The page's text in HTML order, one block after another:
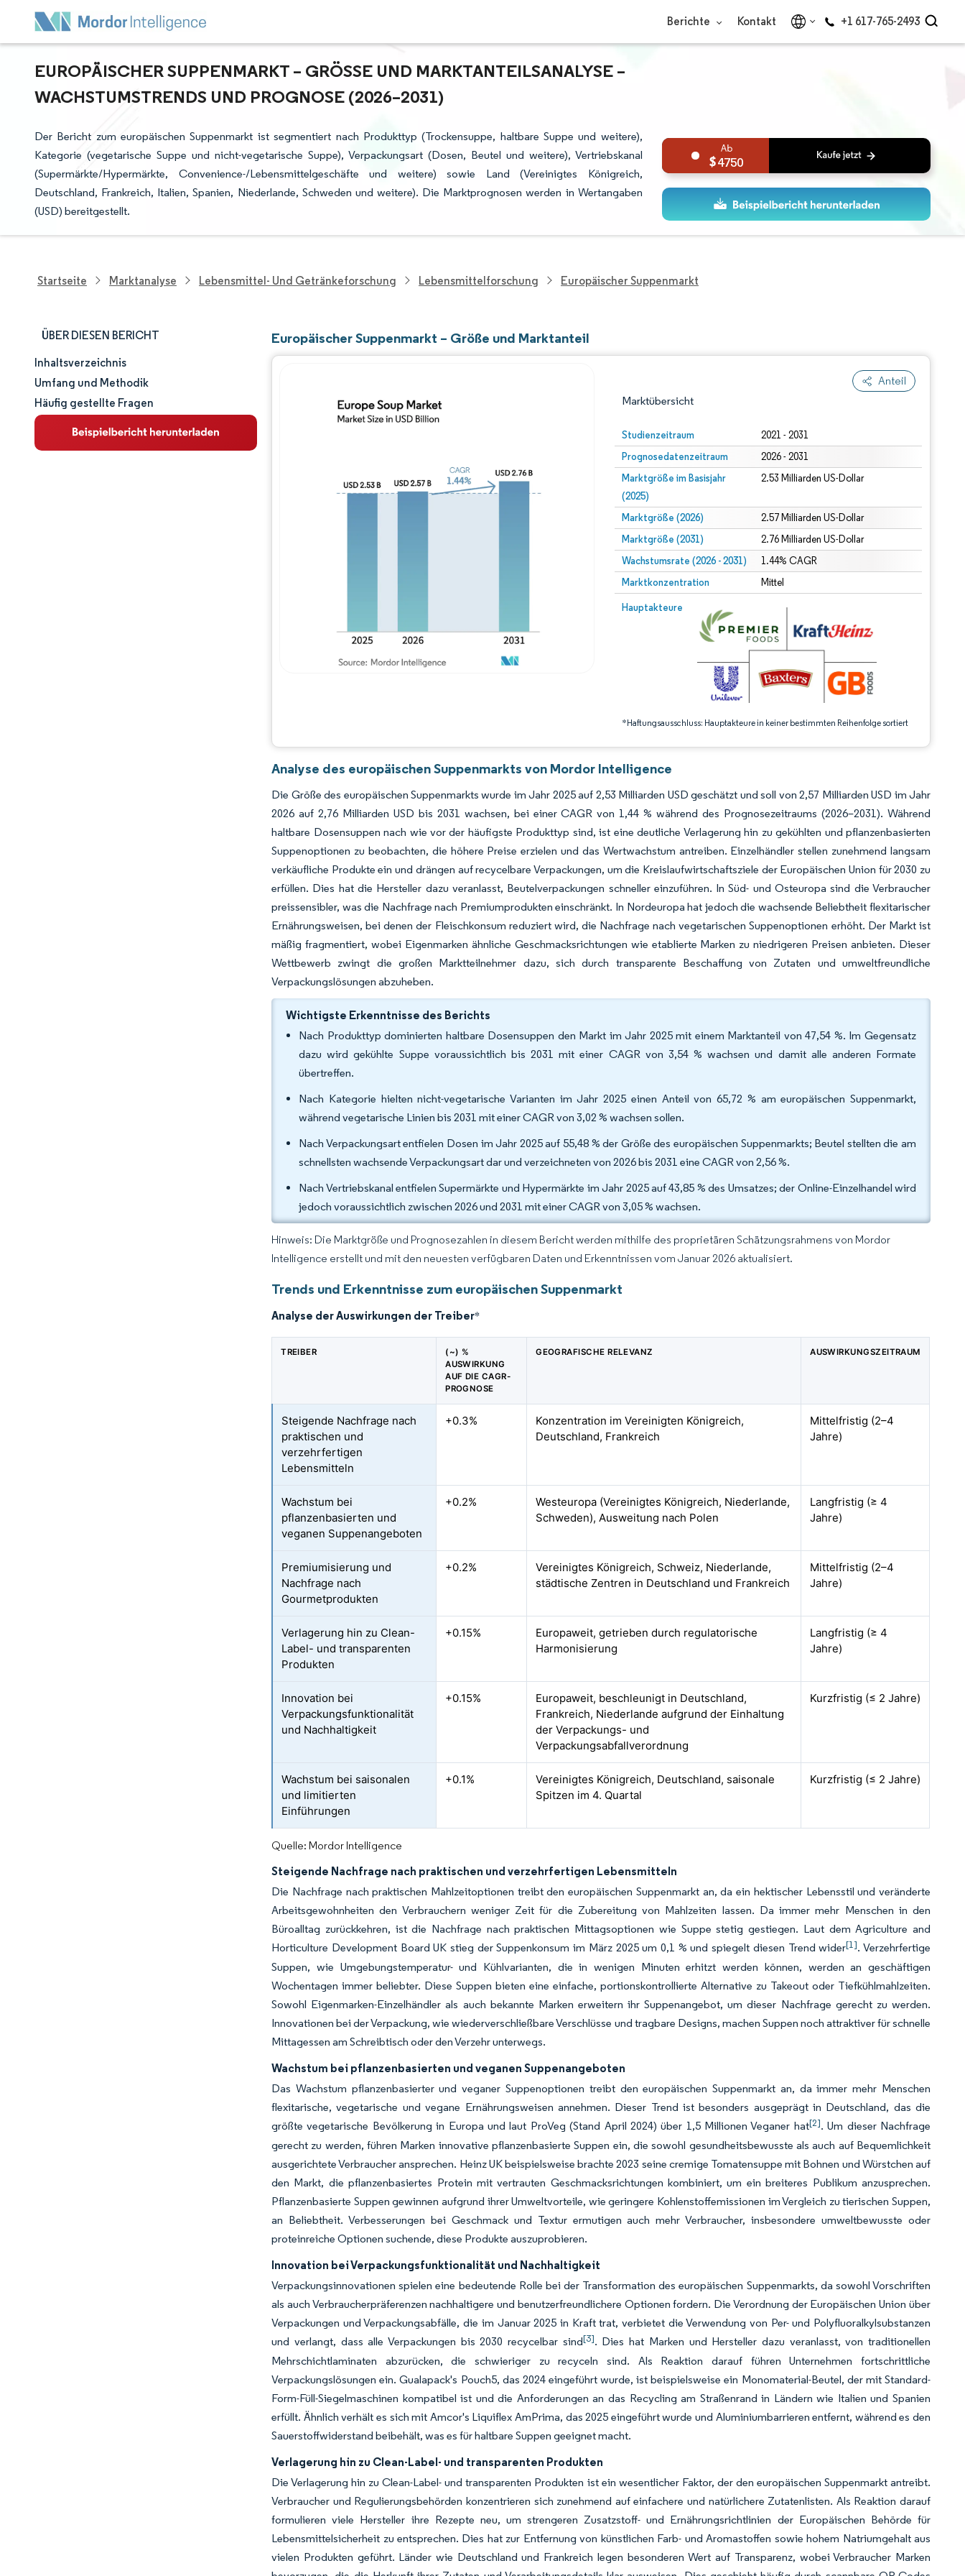
Berichte Kontakt +1 617-765-2493
EUROPÄISCHER SUPPENMARKT – GRÖSSE UND MARKTANTEILSANALYSE – W
ACHSTUMSTRENDS UND PROGNOSE (2026–2031)
Der Bericht zum europäischen Suppenmarkt ist segmentiert nach Produkttyp (Trockensuppe, haltbare Suppe und weitere),
Kategorie (vegetarische Suppe und nicht-vegetarische Suppe), Verpackungsart (Dosen, Beutel und weitere), Vertriebskanal
(Supermärkte/Hypermärkte, Convenience-/Lebensmittelgeschäfte und weitere) sowie Land (Vereinigtes Königreich,
Deutschland, Frankreich, Italien, Spanien, Niederlande, Schweden und weitere). Die Marktprognosen werden in Wertangaben
(USD) bereitgestellt.
4750
Startseite Marktanalyse Lebensmittel- Und Getränkeforschung Lebensmittelforschung Europäischer Suppenmarkt
ÜBER DIESEN BERICHT
Marktgröße und -anteil
Marktanalyse
Trends und Einblicke
Inhaltsverzeichnis
Umfang und Methodik
Häufig gestellte Fragen
Europäischer Suppenmarkt – Größe und Marktanteil
Anteil
Marktübersicht
Studienzeitraum 2021 - 2031
Prognosedatenzeitraum 2026 - 2031
Marktgröße im Basisjahr
(2025)
2.53 Milliarden US-Dollar
Marktgröße (2026) 2.57 Milliarden US-Dollar
Marktgröße (2031) 2.76 Milliarden US-Dollar
Wachstumsrate (2026 - 2031) 1.44% CAGR
Marktkonzentration Mittel
Hauptakteure
*Haftungsausschluss: Hauptakteure in keiner bestimmten Reihenfolge sortiert
Bild © Mordor Intelligence. Wiederverwendung erfordert Namensnennung gemäß CC BY 4.0.
Bild © Mordor Intelligence. Wiederverwendung erfordert Namensnennung gemäß CC BY 4.0.
Analyse des europäischen Suppenmarkts von Mordor Intelligence
Die Größe des europäischen Suppenmarkts wurde im Jahr 2025 auf 2,53 Milliarden USD geschätzt und soll von 2,57 Milliarden USD im Jahr
2026 auf 2,76 Milliarden USD bis 2031 wachsen, bei einer CAGR von 1,44 % während des Prognosezeitraums (2026–2031). Während
haltbare Dosensuppen nach wie vor der häufigste Produkttyp sind, ist eine deutliche Verlagerung hin zu gekühlten und pflanzenbasierten
Suppenoptionen zu beobachten, die höhere Preise erzielen und das Wertwachstum antreiben. Einzelhändler stellen zunehmend langsam
verkäufliche Produkte ein und drängen auf recycelbare Verpackungen, um die Kreislaufwirtschaftsziele der Europäischen Union für 2030 zu
erfüllen. Dies hat die Hersteller dazu veranlasst, Beutelverpackungen schneller einzuführen. In Süd- und Osteuropa sind die Verbraucher
preissensibler, was die Nachfrage nach Premiumprodukten einschränkt. In Nordeuropa hat jedoch die wachsende Beliebtheit flexitarischer
Ernährungsweisen, bei denen der Fleischkonsum reduziert wird, die Nachfrage nach vegetarischen Suppenoptionen erhöht. Der Markt ist
mäßig fragmentiert, wobei Eigenmarken ähnliche Geschmacksrichtungen wie etablierte Marken zu niedrigeren Preisen anbieten. Dieser
Wettbewerb zwingt die großen Marktteilnehmer dazu, sich durch transparente Beschaffung von Zutaten und umweltfreundliche
Verpackungslösungen abzuheben.
Wichtigste Erkenntnisse des Berichts
Nach Produkttyp dominierten haltbare Dosensuppen den Markt im Jahr 2025 mit einem Marktanteil von 47,54 %. Im Gegensatz
dazu wird gekühlte Suppe voraussichtlich bis 2031 mit einer CAGR von 3,54 % wachsen und damit alle anderen Formate
übertreffen.
Nach Kategorie hielten nicht-vegetarische Varianten im Jahr 2025 einen Anteil von 65,72 % am europäischen Suppenmarkt,
während vegetarische Linien bis 2031 mit einer CAGR von 3,02 % wachsen sollen.
Nach Verpackungsart entfielen Dosen im Jahr 2025 auf 55,48 % der Größe des europäischen Suppenmarkts; Beutel stellten die am
schnellsten wachsende Verpackungsart dar und verzeichneten von 2026 bis 2031 eine CAGR von 2,56 %.
Nach Vertriebskanal entfielen Supermärkte und Hypermärkte im Jahr 2025 auf 43,85 % des Umsatzes; der Online-Einzelhandel wird
jedoch voraussichtlich zwischen 2026 und 2031 mit einer CAGR von 3,05 % wachsen.
Hinweis: Die Marktgröße und Prognosezahlen in diesem Bericht werden mithilfe des proprietären Schätzungsrahmens von Mordor
Intelligence erstellt und mit den neuesten verfügbaren Daten und Erkenntnissen vom Januar 2026 aktualisiert.
Trends und Erkenntnisse zum europäischen Suppenmarkt
Analyse der Auswirkungen der Treiber*
TREIBER
(~) %
AUSWIRKUNG
AUF DIE CAGR-
PROGNOSE
GEOGRAFISCHE RELEVANZ AUSWIRKUNGSZEITRAUM
Steigende Nachfrage nach
praktischen und
verzehrfertigen
Lebensmitteln
+0.3%
Konzentration im Vereinigten Königreich,
Deutschland, Frankreich
Mittelfristig (2–4
Jahre)
Wachstum bei
pflanzenbasierten und
veganen Suppenangeboten
+0.2%
Westeuropa (Vereinigtes Königreich, Niederlande,
Schweden), Ausweitung nach Polen
Langfristig (≥ 4
Jahre)
Premiumisierung und
Nachfrage nach
Gourmetprodukten
+0.2%
Vereinigtes Königreich, Schweiz, Niederlande,
städtische Zentren in Deutschland und Frankreich
Mittelfristig (2–4
Jahre)
Verlagerung hin zu Clean-
Label- und transparenten
Produkten
+0.15%
Europaweit, getrieben durch regulatorische
Harmonisierung
Langfristig (≥ 4
Jahre)
Innovation bei
Verpackungsfunktionalität
und Nachhaltigkeit
+0.15%
Europaweit, beschleunigt in Deutschland,
Frankreich, Niederlande aufgrund der Einhaltung
der Verpackungs- und
Verpackungsabfallverordnung
Kurzfristig (≤ 2 Jahre)
Wachstum bei saisonalen
und limitierten
Einführungen
+0.1%
Vereinigtes Königreich, Deutschland, saisonale
Spitzen im 4. Quartal
Kurzfristig (≤ 2 Jahre)
Quelle: Mordor Intelligence
Steigende Nachfrage nach praktischen und verzehrfertigen Lebensmitteln
Die Nachfrage nach praktischen Mahlzeitoptionen treibt den europäischen Suppenmarkt an, da ein hektischer Lebensstil und veränderte
Arbeitsgewohnheiten den Verbrauchern weniger Zeit für die Zubereitung von Mahlzeiten lassen. Da immer mehr Menschen in den
Büroalltag zurückkehren, ist die Nachfrage nach praktischen Mittagsoptionen wie Suppe stetig gestiegen. Laut dem Agriculture and
Horticulture Development Board UK stieg der Suppenkonsum im März 2025 um 0,1 % und spiegelt diesen Trend wider[1]. Verzehrfertige
Suppen, wie Umgebungstemperatur- und Kühlvarianten, die in wenigen Minuten erhitzt werden können, werden an geschäftigen
Wochentagen immer beliebter. Diese Suppen bieten eine einfache, portionskontrollierte Alternative zu Takeout oder Tiefkühlmahlzeiten.
Sowohl Eigenmarken-Einzelhändler als auch bekannte Marken erweitern ihr Suppenangebot, um dieser Nachfrage gerecht zu werden.
Innovationen bei der Verpackung, wie wiederverschließbare Verschlüsse und tragbare Designs, machen Suppen noch attraktiver für schnelle
Mittagessen am Schreibtisch oder den Verzehr unterwegs.
Wachstum bei pflanzenbasierten und veganen Suppenangeboten
Das Wachstum pflanzenbasierter und veganer Suppenoptionen treibt den europäischen Suppenmarkt an, da immer mehr Menschen
flexitarische, vegetarische und vegane Ernährungsweisen annehmen. Dieser Trend ist besonders ausgeprägt in Deutschland, das die
größte vegetarische Bevölkerung in Europa und laut ProVeg (Stand April 2024) über 1,5 Millionen Veganer hat[2]. Um dieser Nachfrage
gerecht zu werden, führen Marken innovative pflanzenbasierte Suppen ein, die sowohl gesundheitsbewusste als auch auf Bequemlichkeit
ausgerichtete Verbraucher ansprechen. Heinz UK beispielsweise brachte 2023 seine cremige Tomatensuppe mit Bohnen und Würstchen auf
den Markt, die pflanzenbasiertes Protein mit vertrauten Geschmacksrichtungen kombiniert, um ein breiteres Publikum anzusprechen.
Pflanzenbasierte Suppen gewinnen aufgrund ihrer Umweltvorteile, wie geringere Kohlenstoffemissionen im Vergleich zu tierischen Suppen,
an Beliebtheit. Verbesserungen bei Geschmack und Textur ermutigen auch mehr Verbraucher, insbesondere umweltbewusste oder
proteinreiche Optionen suchende, diese Produkte auszuprobieren.
Innovation bei Verpackungsfunktionalität und Nachhaltigkeit
Verpackungsinnovationen spielen eine bedeutende Rolle bei der Transformation des europäischen Suppenmarkts, da sowohl Vorschriften
als auch Verbraucherpräferenzen nachhaltigere und benutzerfreundlichere Optionen fordern. Die Verordnung der Europäischen Union über
Verpackungen und Verpackungsabfälle, die im Januar 2025 in Kraft trat, verbietet die Verwendung von Per- und Polyfluoralkylsubstanzen
und verlangt, dass alle Verpackungen bis 2030 recycelbar sind[3]. Dies hat Marken und Hersteller dazu veranlasst, von traditionellen
Mehrschichtlaminaten abzurücken, die schwieriger zu recyceln sind. Als Reaktion darauf führen Unternehmen fortschrittliche
Verpackungslösungen ein. Gualapack's Pouch5, das 2024 eingeführt wurde, ist beispielsweise ein Monomaterial-Beutel, der mit Standard-
Form-Füll-Siegelmaschinen kompatibel ist und die Anforderungen an das Recycling am Straßenrand in Ländern wie Italien und Spanien
erfüllt. Ähnlich verhält es sich mit Amcor's Liquiflex AmPrima, das 2025 eingeführt wurde und Aluminiumbarrieren entfernt, während es den
Sauerstoffwiderstand beibehält, was es für haltbare Suppen geeignet macht.
Verlagerung hin zu Clean-Label- und transparenten Produkten
Die Verlagerung hin zu Clean-Label- und transparenten Produkten ist ein wesentlicher Faktor, der den europäischen Suppenmarkt antreibt.
Verbraucher und Regulierungsbehörden konzentrieren sich zunehmend auf einfachere und natürlichere Zutatenlisten. Als Reaktion darauf
formulieren viele Hersteller ihre Rezepte neu, um strengeren Zusatzstoff- und Ernährungsrichtlinien der Europäischen Behörde für
Lebensmittelsicherheit zu entsprechen. Dies hat zur Entfernung von künstlichen Farb- und Aromastoffen sowie hohem Natriumgehalt aus
vielen Produkten geführt. Länder wie Deutschland und Frankreich legen besonderen Wert auf Transparenz, wobei Verbraucher Marken